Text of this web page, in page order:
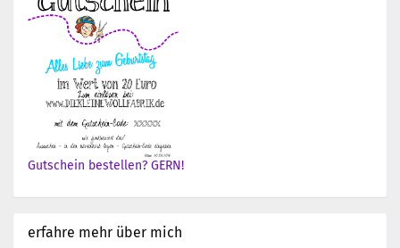
Gutschein bestellen? GERN!
erfahre mehr über mich